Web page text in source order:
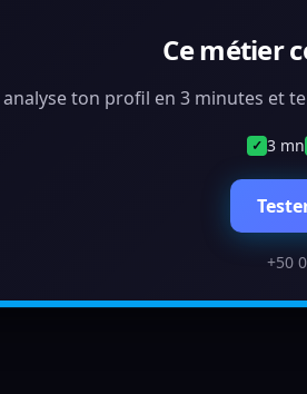
Ce métier
analyse ton profil en 3 minutes et
✓ 3 mn
+50